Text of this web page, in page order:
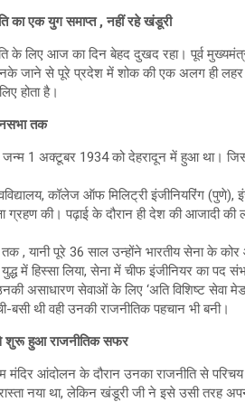
का एक युग समाप्त , नहीं रहे खंडूरी
के लिए आज का दिन बेहद दुखद रहा। पूर्व
जाने से पूरे प्रदेश में शोक की एक अलग ही
होता है।
तक
1 अक्टूबर 1934 को देहरादून में हुआ था।
कॉलेज ऑफ मिलिट्री इंजीनियरिंग
ग्रहण की। पढ़ाई के दौरान ही देश की
, यानी पूरे 36 साल उन्होंने भारतीय सेना के
में हिस्सा लिया, सेना में चीफ इंजीनियर का पद
उनकी असाधारण सेवाओं के लिए ‘अति विशिष्ट
बसी थी वही उनकी राजनीतिक पहचान भी बनी।
शुरू हुआ राजनीतिक सफर
आंदोलन के दौरान उनका राजनीति से
नया था, लेकिन खंडूरी जी ने इसे उसी तरह